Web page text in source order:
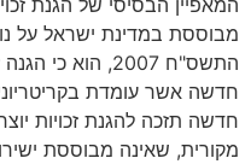
המאפיין הבסיסי של הגנת
מבוססת במדינת ישראל על
התשס"ח 2007,
חדשה אשר עומדת
חדשה תזכה להגנת זכויות
מקורית, שאינה מבוססת